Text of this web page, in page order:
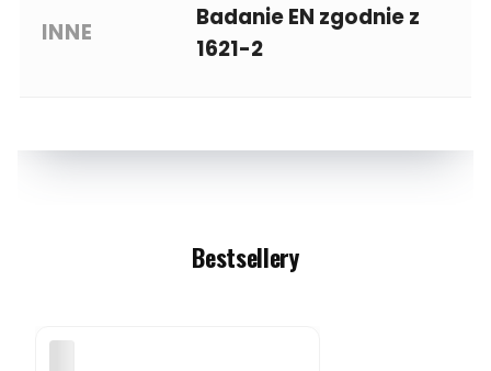
INNE
Badanie EN zgodnie z
1621-2
Bestsellery